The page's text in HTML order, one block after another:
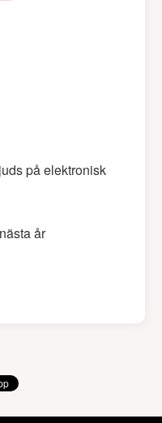
på elektronisk
år